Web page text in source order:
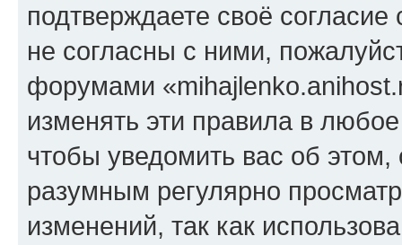
подтверждаете своё
не согласны с ними,
форумами
изменять эти правила в
чтобы уведомить вас об
разумным регулярно
изменений, так как